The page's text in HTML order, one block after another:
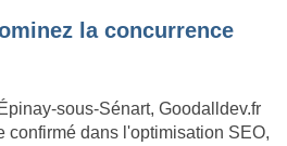
la concurrence
sous-Sénart, Goodalldev.fr
confirmé dans l'optimisation SEO,